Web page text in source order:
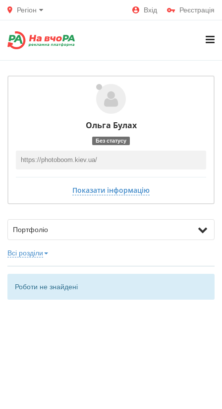
Регіон Вхід Реєстрація
Ольга Булах
Без статусу
https://photoboom.kiev.ua/
Показати інформацію
Портфоліо
Всі розділи
Роботи не знайдені